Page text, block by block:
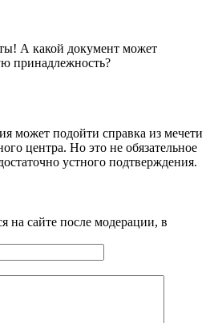
А какой документ может
принадлежность?
может подойти справка из мечети
центра. Но это не обязательное
устного подтверждения.
на сайте после модерации, в